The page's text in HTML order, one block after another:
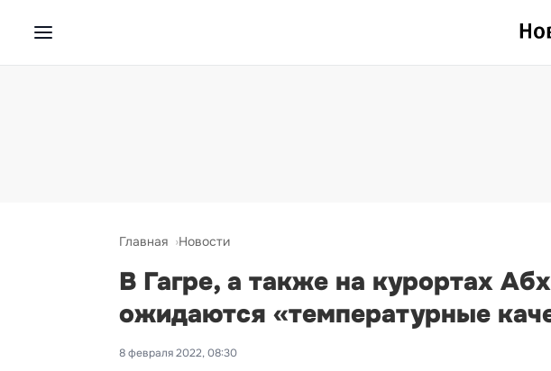
Главная Новости
В Гагре, а также на курортах
ожидаются «температурные
8 февраля 2022, 08:30